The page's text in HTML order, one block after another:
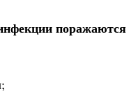
поражаются